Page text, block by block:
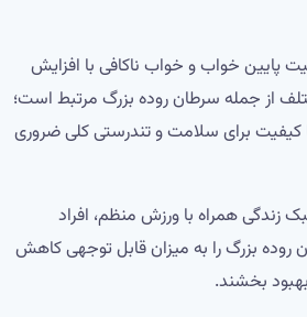
پایین خواب و خواب ناکافی با افزایش
از جمله سرطان روده بزرگ مرتبط است؛
کیفیت برای سلامت و تندرستی کلی ضروری
زندگی همراه با ورزش منظم، افراد
روده بزرگ را به میزان قابل توجهی کاهش
بخشند.